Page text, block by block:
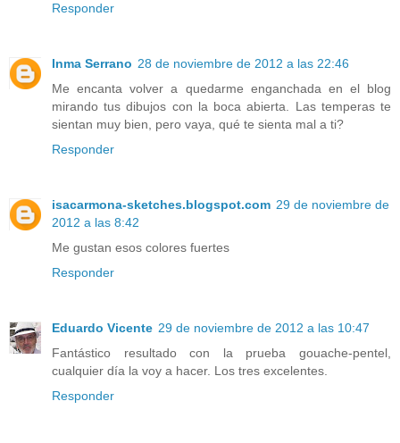
Responder
Inma Serrano 28 de noviembre de 2012 a las 22:46
Me encanta volver a quedarme enganchada en el blog
mirando tus dibujos con la boca abierta. Las temperas te
sientan muy bien, pero vaya, qué te sienta mal a ti?
Responder
isacarmona-sketches.blogspot.com 29 de noviembre de
2012 a las 8:42
Me gustan esos colores fuertes
Responder
Eduardo Vicente 29 de noviembre de 2012 a las 10:47
Fantástico resultado con la prueba gouache-pentel,
cualquier día la voy a hacer. Los tres excelentes.
Responder